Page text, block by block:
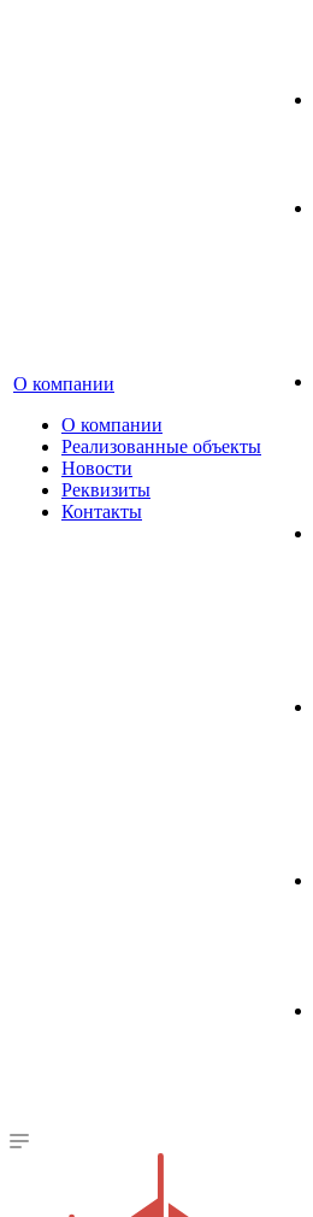
О компании
О компании
Реализованные объекты
Новости
Реквизиты
Контакты